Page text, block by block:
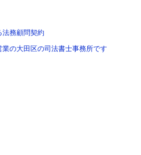
法務顧問契約
業の大田区の司法書士事務所です